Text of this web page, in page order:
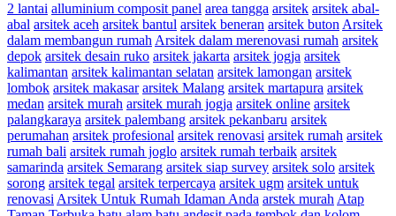
2 lantai alluminium composit panel area tangga arsitek arsitek abal-
abal arsitek aceh arsitek bantul arsitek beneran arsitek buton Arsitek
dalam membangun rumah Arsitek dalam merenovasi rumah arsitek
depok arsitek desain ruko arsitek jakarta arsitek jogja arsitek
kalimantan arsitek kalimantan selatan arsitek lamongan arsitek
lombok arsitek makasar arsitek Malang arsitek martapura arsitek
medan arsitek murah arsitek murah jogja arsitek online arsitek
palangkaraya arsitek palembang arsitek pekanbaru arsitek
perumahan arsitek profesional arsitek renovasi arsitek rumah arsitek
rumah bali arsitek rumah joglo arsitek rumah terbaik arsitek
samarinda arsitek Semarang arsitek siap survey arsitek solo arsitek
sorong arsitek tegal arsitek terpercaya arsitek ugm arsitek untuk
renovasi Arsitek Untuk Rumah Idaman Anda arstek murah Atap